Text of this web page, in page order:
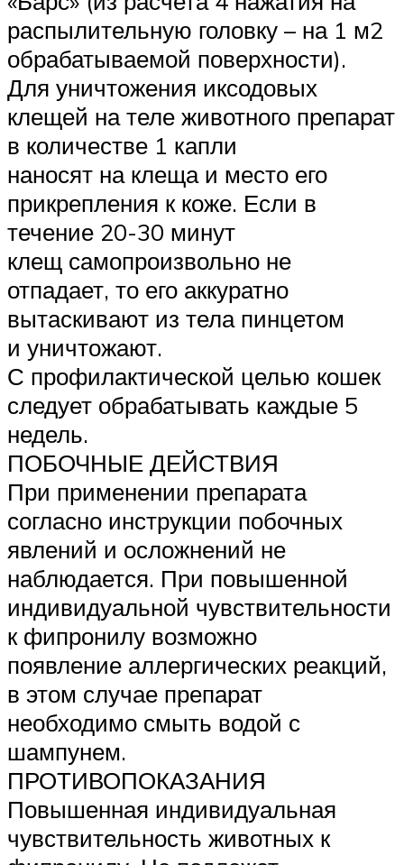
распылительную головку – на 1 м2
обрабатываемой поверхности).
Для уничтожения иксодовых
клещей на теле животного препарат
в количестве 1 капли
наносят на клеща и место его
прикрепления к коже. Если в
течение 20-30 минут
клещ самопроизвольно не
отпадает, то его аккуратно
вытаскивают из тела пинцетом
и уничтожают.
С профилактической целью кошек
следует обрабатывать каждые 5
недель.
ПОБОЧНЫЕ ДЕЙСТВИЯ
При применении препарата
согласно инструкции побочных
явлений и осложнений не
наблюдается. При повышенной
индивидуальной чувствительности
к фипронилу возможно
появление аллергических реакций,
в этом случае препарат
необходимо смыть водой с
шампунем.
ПРОТИВОПОКАЗАНИЯ
Повышенная индивидуальная
чувствительность животных к